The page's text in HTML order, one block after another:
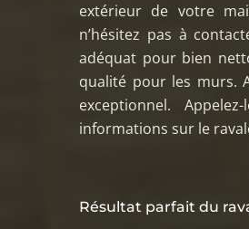
extérieur de votre
n’hésitez pas à
adéquat pour bien
qualité pour les murs.
exceptionnel.
informations sur le
Résultat parfait du